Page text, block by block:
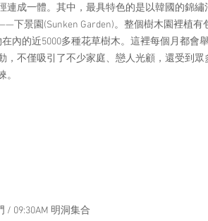
連成一體。其中，最具特色的是以韓國的錦
下景園(Sunken Garden)。整個樹木園裡植有
在內的近5000多種花草樹木。這裡每個月都會
，不僅吸引了不少家庭、戀人光顧，還受到
/ 09:30AM 明洞集合